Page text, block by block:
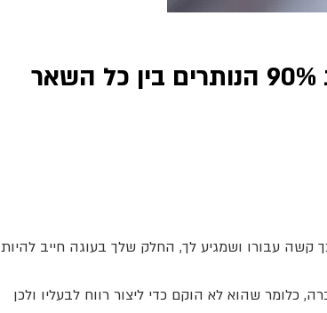
עבורו ושמגיע לך, החלק שלך בעוגה חייב להיות
שהוא לא הוקם כדי ליצור רווח לבעליו ולכן